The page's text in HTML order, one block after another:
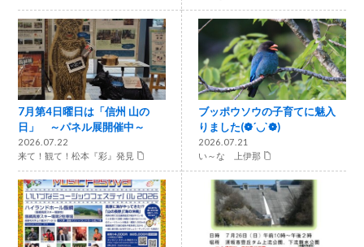
7月第4日曜日は「信州 山の
日」 ～パネル展開催中～
2026.07.22
来て！観て！松本『彩』発見
ブッポウソウの子育てに魅入
りました(❁´◡`❁)
2026.07.21
い～な 上伊那